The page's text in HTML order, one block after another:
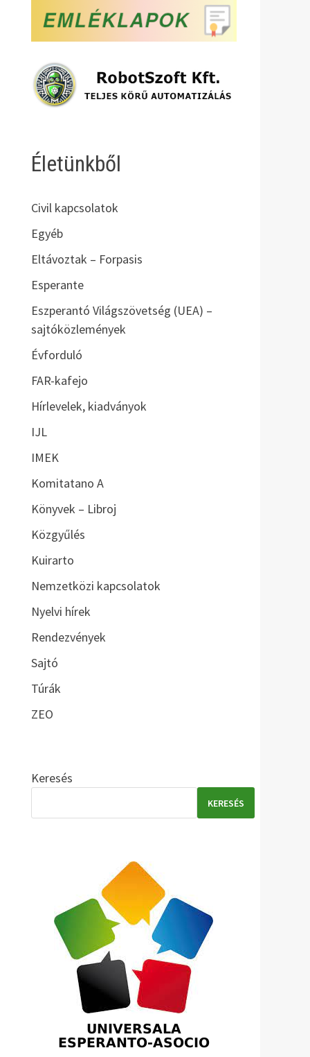
Életünkből
Civil kapcsolatok
Egyéb
Eltávoztak – Forpasis
Esperante
Eszperantó Világszövetség (UEA) –
sajtóközlemények
Évforduló
FAR-kafejo
Hírlevelek, kiadványok
IJL
IMEK
Komitatano A
Könyvek – Libroj
Közgyűlés
Kuirarto
Nemzetközi kapcsolatok
Nyelvi hírek
Rendezvények
Sajtó
Túrák
ZEO
Keresés
KERESÉS